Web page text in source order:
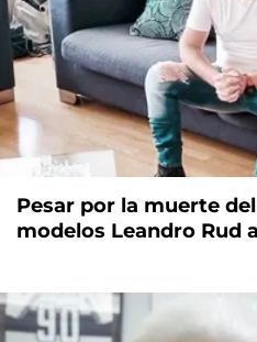
Pesar por la muerte
modelos Leandro Rud